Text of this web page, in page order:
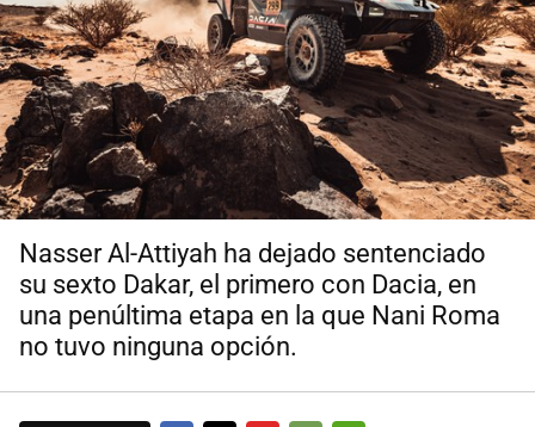
Nasser Al-Attiyah ha dejado sentenciado
su sexto Dakar, el primero con Dacia, en
una penúltima etapa en la que Nani Roma
no tuvo ninguna opción.